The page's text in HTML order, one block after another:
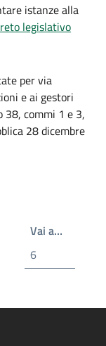
istanze alla
legislativo
per via
e ai gestori
38, commi 1 e 3,
28 dicembre
pagina
Vai a…